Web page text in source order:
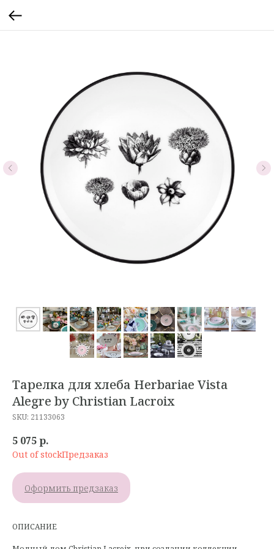
Тарелка для хлеба Herbariae Vista
Alegre by Christian Lacroix
SKU: 21133063
5 075р.
Out of stock
Оформить предзаказ
ОПИСАНИЕ